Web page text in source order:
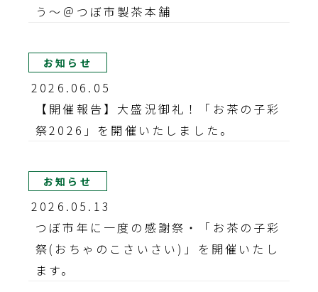
う～＠つぼ市製茶本舗
お知らせ
2026.06.05
【開催報告】大盛況御礼！「お茶の子彩
祭2026」を開催いたしました。
お知らせ
2026.05.13
つぼ市年に一度の感謝祭・「お茶の子彩
祭(おちゃのこさいさい)」を開催いたし
ます。